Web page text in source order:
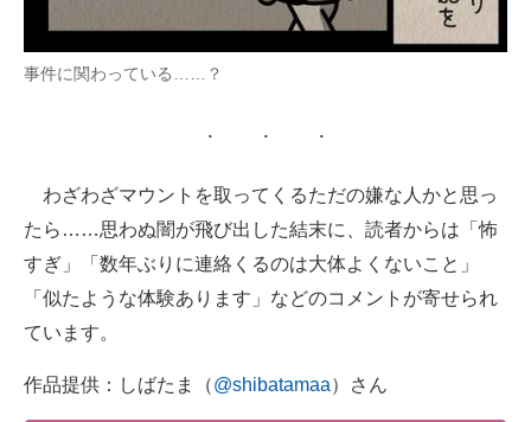
事件に関わっている……？
わざわざマウントを取ってくるただの嫌な人かと思っ
たら……思わぬ闇が飛び出した結末に、読者からは「怖
すぎ」「数年ぶりに連絡くるのは大体よくないこと」
「似たような体験あります」などのコメントが寄せられ
ています。
作品提供：しばたま（@shibatamaa）さん